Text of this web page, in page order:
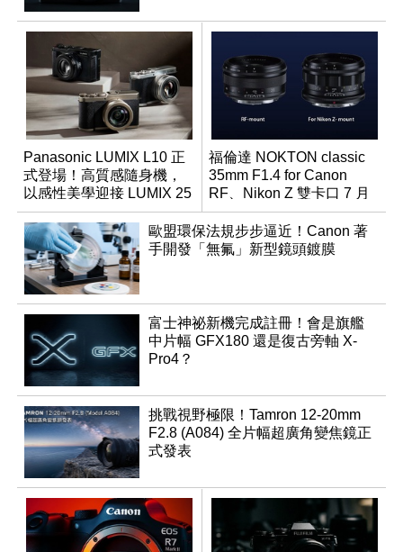
Panasonic LUMIX L10 正
式登場！高質感隨身機，
以感性美學迎接 LUMIX 25
週年
福倫達 NOKTON classic
35mm F1.4 for Canon
RF、Nikon Z 雙卡口 7 月
同步登台
歐盟環保法規步步逼近！Canon 著
手開發「無氟」新型鏡頭鍍膜
富士神祕新機完成註冊！會是旗艦
中片幅 GFX180 還是復古旁軸 X-
Pro4？
挑戰視野極限！Tamron 12-20mm
F2.8 (A084) 全片幅超廣角變焦鏡正
式發表